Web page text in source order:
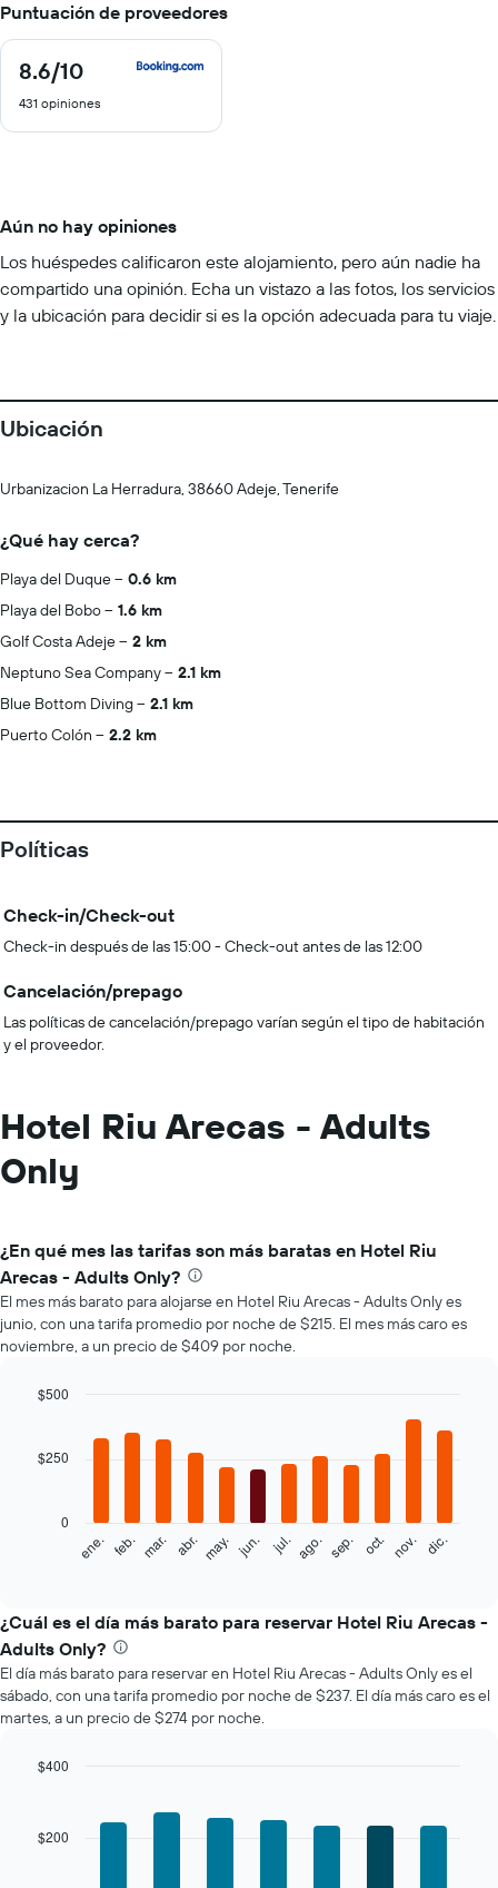
Puntuación de proveedores
8.6/10
8.6
10
431 opiniones
Aún no hay opiniones
Los huéspedes calificaron este alojamiento, pero aún nadie ha
compartido una opinión. Echa un vistazo a las fotos, los servicios
y la ubicación para decidir si es la opción adecuada para tu viaje.
Ubicación
Urbanizacion La Herradura, 38660 Adeje, Tenerife
¿Qué hay cerca?
Playa del Duque
0.6 km
Playa del Bobo
1.6 km
Golf Costa Adeje
2 km
Neptuno Sea Company
2.1 km
Blue Bottom Diving
2.1 km
Puerto Colón
2.2 km
Políticas
Check-in/Check-out
Check-in después de las 15:00 - Check-out antes de las 12:00
Cancelación/prepago
Las políticas de cancelación/prepago varían según el tipo de habitación
y el proveedor.
Hotel Riu Arecas - Adults
Only
¿En qué mes las tarifas son más baratas en Hotel Riu
Arecas - Adults Only?
El mes más barato para alojarse en Hotel Riu Arecas - Adults Only es
junio, con una tarifa promedio por noche de $215. El mes más caro es
noviembre, a un precio de $409 por noche.
with
siguiente
el
precio
promedio
de
una
habitación
mes
muestra
ene. feb. mar. abr. may. jun. jul. ago. sep. oct. nov. dic.
0
$250
$500
¿Cuál es el día más barato para reservar Hotel Riu Arecas -
Adults Only?
El día más barato para reservar en Hotel Riu Arecas - Adults Only es el
sábado, con una tarifa promedio por noche de $237. El día más caro es el
martes, a un precio de $274 por noche.
$200
$400